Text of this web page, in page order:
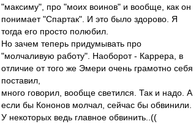
"максиму", про "моих воинов" и вообще, как он
понимает "Спартак". И это было здорово. Я
тогда его просто полюбил.
Но зачем теперь придумывать про
"молчаливую работу". Наоборот - Каррера, в
отличие от того же Эмери очень грамотно себя
поставил,
много говорил, вообще светился. Так и надо. А
если бы Кононов молчал, сейчас бы обвинили.
У некоторых ведь главное обвинить..((